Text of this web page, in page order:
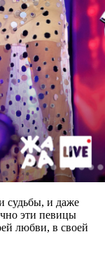
судьбы, и даже
эти певицы
любви, в своей